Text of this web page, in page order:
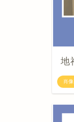
肖
地